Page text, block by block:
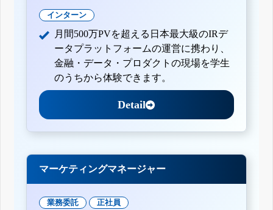
インターン
月間500万PVを超える日本最大級のIRデ
ータプラットフォームの運営に携わり、
金融・データ・プロダクトの現場を学生
のうちから体験できます。
Detail
マーケティングマネージャー
業務委託 正社員